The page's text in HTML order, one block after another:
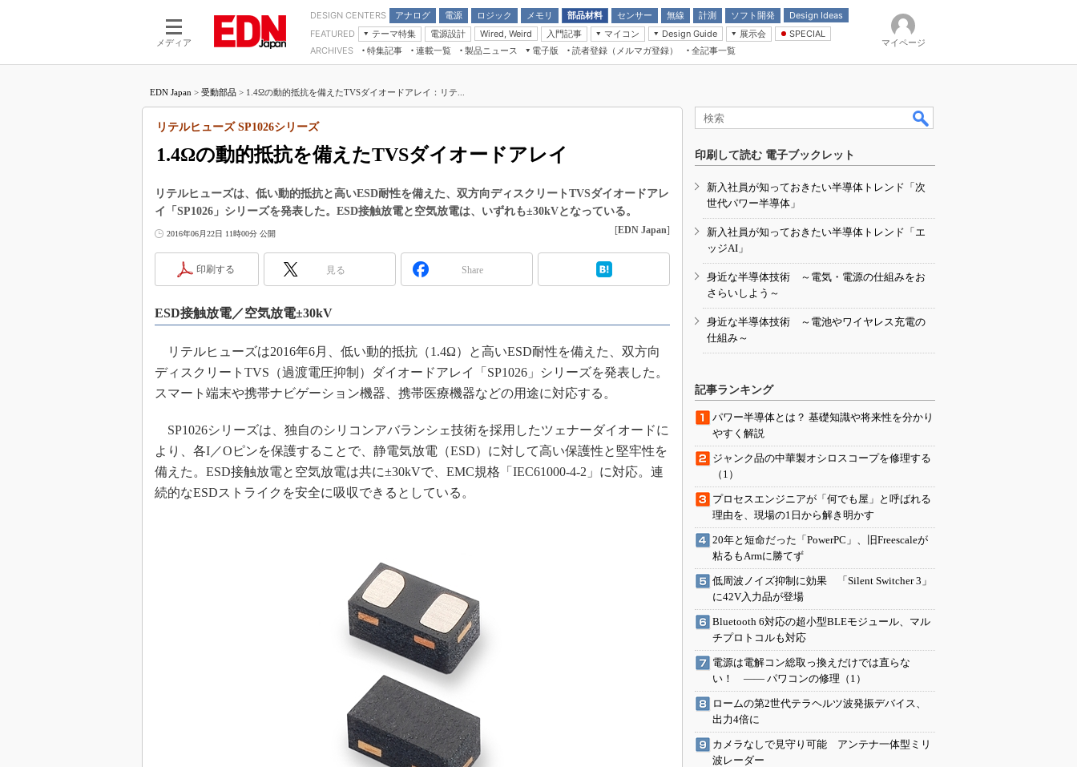
メディア
DESIGN CENTERS アナログ
電源
モーター
ロジック
LSI
メモリ
部品材料
受動部品
センサー 無線 計測 ソフト開発
Design Ideas
アナログ機能回路
計測とテスト
FEATURED
テーマ特集
つながるクルマ
エレクトロニクス入門
医療エレ（EE Times Japan）
製品解剖（EE Times Japan）
電源設計 Wired, Weird
入門記事
モーター入門
マイコン
マイコン講座
Design Guide
計測機器
展示会
CEATEC
組込み/エッジコンピューティング展
SPECIAL
Microchip情報
ARCHIVES 特集記事
連載一覧
マイクロプロセッサ懐古録
中堅技術者に贈る電子部品“徹底”活
用講座
たった2つの式で始めるDC/DCコン
バーターの設計
DC-DCコンバーター活用講座
Wired, Weird
マイコン講座
Q&Aで学ぶマイコン講座
記録計／データロガーの基礎知識
ズ編
めざせ高効率！ モーター駆動入門講
座
「SPICEの仕組みとその活用設計」
最新記事一覧
計測器メーカーから見た5G
USB Type-Cの登場で評価試験はど
IoT時代の無線規格を知る【Z-Wave
製品ニュース
電子版
電子ブックレット
読者登録（メルマガ登録） 全記事一覧
マイページ
EDN Japan > 受動部品 > 1.4Ωの動的抵抗を備えたTVSダイオードアレイ：リテ...
1.4Ωの動的抵抗を備えたTVSダイオードアレイ
リテルヒューズ SP1026シリーズ
リテルヒューズは、低い動的抵抗と高いESD耐性を備えた、双方向ディスクリートTVSダイオードアレ
イ「SP1026」シリーズを発表した。ESD接触放電と空気放電は、いずれも±30kVとなっている。
2016年06月22日 11時00分 公開 [EDN Japan]
印刷する 見る Share
ESD接触放電／空気放電±30kV
リテルヒューズは2016年6月、低い動的抵抗（1.4Ω）と高いESD耐性を備えた、双方向
ディスクリートTVS（過渡電圧抑制）ダイオードアレイ「SP1026」シリーズを発表した。
スマート端末や携帯ナビゲーション機器、携帯医療機器などの用途に対応する。
SP1026シリーズは、独自のシリコンアバランシェ技術を採用したツェナーダイオードに
より、各I／Oピンを保護することで、静電気放電（ESD）に対して高い保護性と堅牢性を
備えた。ESD接触放電と空気放電は共に±30kVで、EMC規格「IEC61000-4-2」に対応。連
続的なESDストライクを安全に吸収できるとしている。
印刷して読む 電子ブックレット
新入社員が知っておきたい半導体トレンド「次
世代パワー半導体」
新入社員が知っておきたい半導体トレンド「エ
ッジAI」
身近な半導体技術 ～電気・電源の仕組みをお
さらいしよう～
身近な半導体技術 ～電池やワイヤレス充電の
仕組み～
記事ランキング
パワー半導体とは？ 基礎知識や将来性を分かり
やすく解説
ジャンク品の中華製オシロスコープを修理する
（1）
プロセスエンジニアが「何でも屋」と呼ばれる
理由を、現場の1日から解き明かす
20年と短命だった「PowerPC」、旧Freescaleが
粘るもArmに勝てず
低周波ノイズ抑制に効果 「Silent Switcher 3」
に42V入力品が登場
Bluetooth 6対応の超小型BLEモジュール、マル
チプロトコルも対応
電源は電解コン総取っ換えだけでは直らな
い！ ―― パワコンの修理（1）
ロームの第2世代テラヘルツ波発振デバイス、
出力4倍に
カメラなしで見守り可能 アンテナ一体型ミリ
波レーダー